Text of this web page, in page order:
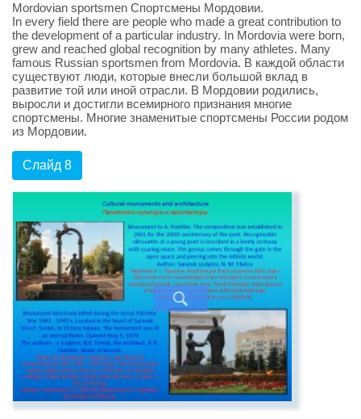
Mordovian sportsmen Спортсмены Мордовии.
In every field there are people who made a great contribution to
the development of a particular industry. In Mordovia were born,
grew and reached global recognition by many athletes. Many
famous Russian sportsmen from Mordovia. В каждой области
существуют люди, которые внесли большой вклад в
развитие той или иной отрасли. В Мордовии родились,
выросли и достигли всемирного признания многие
спортсмены. Многие знаменитые спортсмены России родом
из Мордовии.
Слайд 8